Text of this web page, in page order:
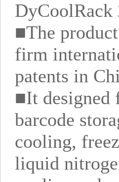
DyCoolRack
■The
firm
patents in
■It designed
barcode
cooling,
liquid